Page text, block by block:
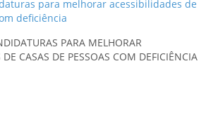
PARA MELHORAR
CASAS DE PESSOAS COM DEFICIÊNCIA